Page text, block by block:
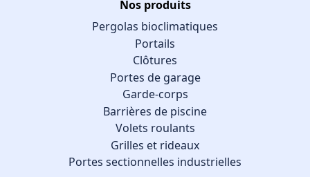
Nos produits
Pergolas bioclimatiques
Portails
Clôtures
Portes de garage
Garde-corps
Barrières de piscine
Volets roulants
Grilles et rideaux
Portes sectionnelles industrielles